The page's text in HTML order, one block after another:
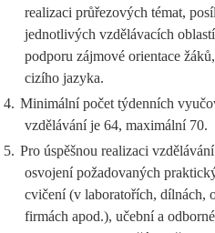
realizaci průřezových témat,
jednotlivých vzdělávacích
podporu zájmové orientace
cizího jazyka.
4. Minimální počet týdenních
vzdělávání je 64, maximální 70.
5. Pro úspěšnou realizaci
osvojení požadovaných
cvičení (v laboratořích, dílnách,
firmách apod.), učební a